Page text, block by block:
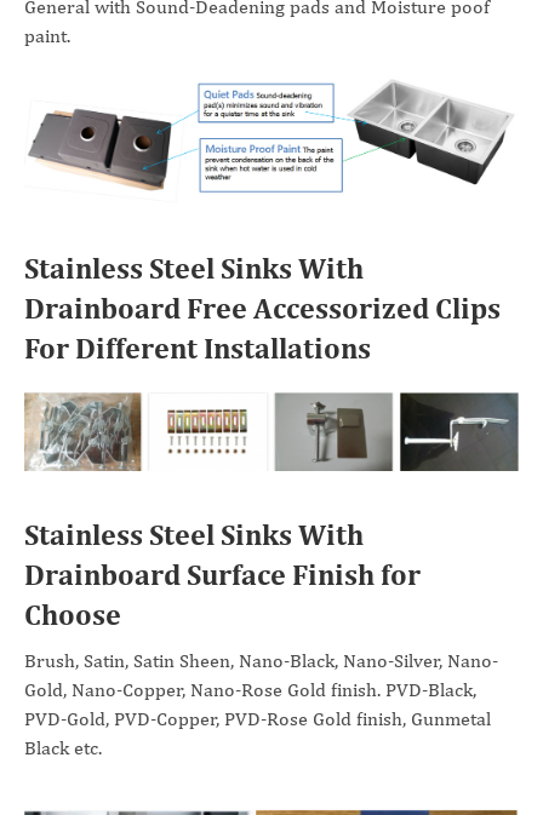
General with Sound-Deadening pads and Moisture poof
paint.
Stainless Steel Sinks With
Drainboard Free Accessorized Clips
For Different Installations
Stainless Steel Sinks With
Drainboard Surface Finish for
Choose
Brush, Satin, Satin Sheen, Nano-Black, Nano-Silver, Nano-
Gold, Nano-Copper, Nano-Rose Gold finish. PVD-Black,
PVD-Gold, PVD-Copper, PVD-Rose Gold finish, Gunmetal
Black etc.